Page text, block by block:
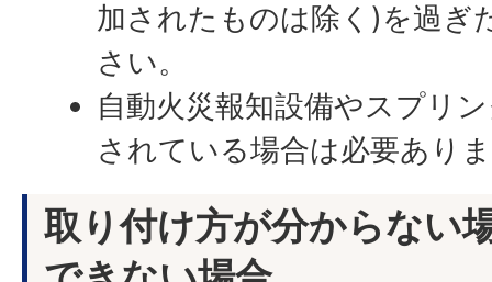
加されたものは除く)を過ぎ
さい。
自動火災報知設備やスプリ
されている場合は必要あり
取り付け方が分からない